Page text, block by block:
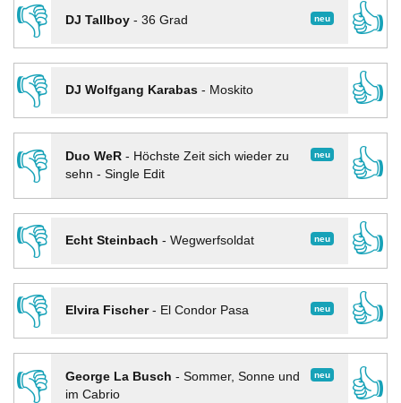
👎
neu
DJ Tallboy- 36 Grad
👍
👎
DJ Wolfgang Karabas- Moskito
👍
👎
neu
Duo WeR- Höchste Zeit sich wieder zu
sehn - Single Edit
👍
👎
neu
Echt Steinbach - Wegwerfsoldat
👍
👎
neu
Elvira Fischer- El Condor Pasa
👍
👎
neu
George La Busch - Sommer, Sonne und
im Cabrio
👍